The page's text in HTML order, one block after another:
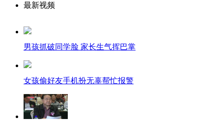
最新视频
男孩抓破同学脸 家长生气挥巴掌
女孩偷好友手机扮无辜帮忙报警